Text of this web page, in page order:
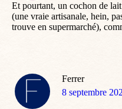
Et pourtant, un cochon de
(une vraie artisanale, hein,
trouve en supermarché),
Ferrer
dit
8 septembre